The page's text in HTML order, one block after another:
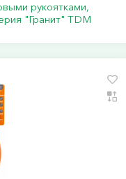
рукоятками,
"Гранит" TDM